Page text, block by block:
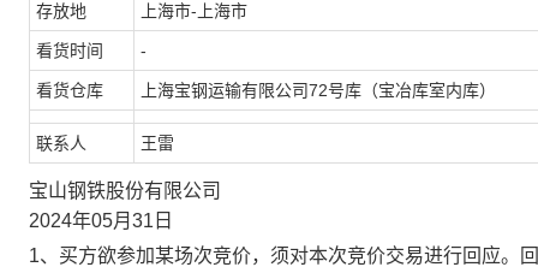
存放地 上海市-上海市
看货时间 -
看货仓库 上海宝钢运输有限公司72号库（宝冶库室内库）
联系人 王雷
宝山钢铁股份有限公司
2024年05月31日
1、买方欲参加某场次竞价，须对本次竞价交易进行回应。